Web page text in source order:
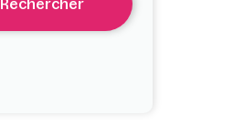
Rechercher